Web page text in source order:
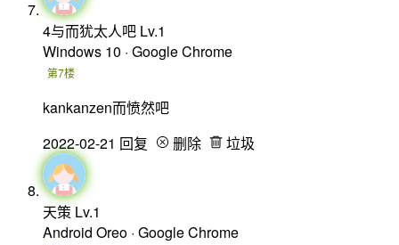
4与而犹太人吧 Lv.1
Windows 10 · Google Chrome
第7楼
kankanzen而愤然吧
2022-02-21 回复 删除 垃圾
天策 Lv.1
Android Oreo · Google Chrome